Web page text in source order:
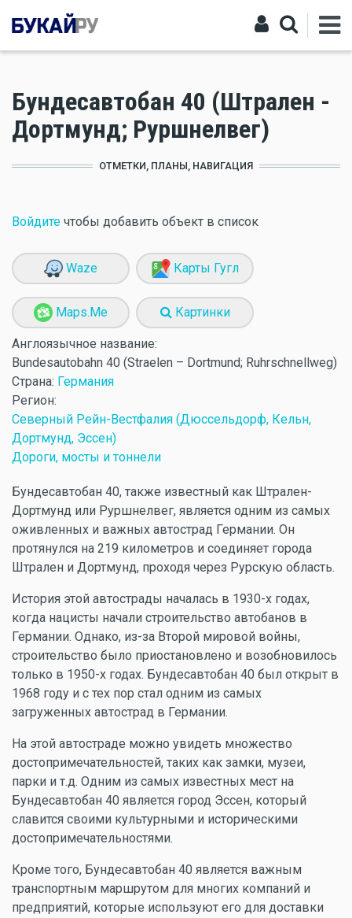
Бундесавтобан 40 (Штрален -
Дортмунд; Руршнелвег)
ОТМЕТКИ, ПЛАНЫ, НАВИГАЦИЯ
Войдите чтобы добавить объект в список
Waze Карты Гугл
Maps.Me Картинки
Англоязычное название:
Bundesautobahn 40 (Straelen – Dortmund; Ruhrschnellweg)
Страна: Германия
Регион:
Северный Рейн-Вестфалия (Дюссельдорф, Кельн,
Дортмунд, Эссен)
Дороги, мосты и тоннели
Бундесавтобан 40, также известный как Штрален-
Дортмунд или Руршнелвег, является одним из самых
оживленных и важных автострад Германии. Он
протянулся на 219 километров и соединяет города
Штрален и Дортмунд, проходя через Рурскую область.
История этой автострады началась в 1930-х годах,
когда нацисты начали строительство автобанов в
Германии. Однако, из-за Второй мировой войны,
строительство было приостановлено и возобновилось
только в 1950-х годах. Бундесавтобан 40 был открыт в
1968 году и с тех пор стал одним из самых
загруженных автострад в Германии.
На этой автостраде можно увидеть множество
достопримечательностей, таких как замки, музеи,
парки и т.д. Одним из самых известных мест на
Бундесавтобан 40 является город Эссен, который
славится своими культурными и историческими
достопримечательностями.
Кроме того, Бундесавтобан 40 является важным
транспортным маршрутом для многих компаний и
предприятий, которые используют его для доставки